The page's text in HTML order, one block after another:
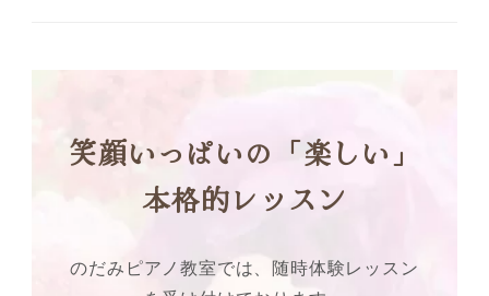
笑顔いっぱいの「楽しい」
本格的レッスン
のだみピアノ教室では、随時体験レッスン